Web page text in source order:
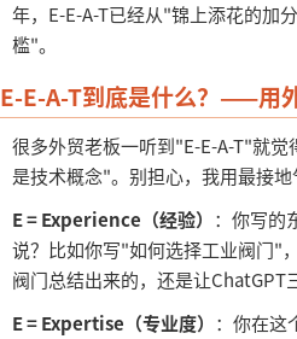
年，E-E-A-T已经从"锦上添花的加
槛"。
E-E-A-T到底是什么？——用
很多外贸老板一听到"E-E-A-T"就
是技术概念"。别担心，我用最接地
E = Experience（经验） ：你写的
说？比如你写"如何选择工业阀门"
阀门总结出来的，还是让ChatGPT
E = Expertise（专业度） ：你在这